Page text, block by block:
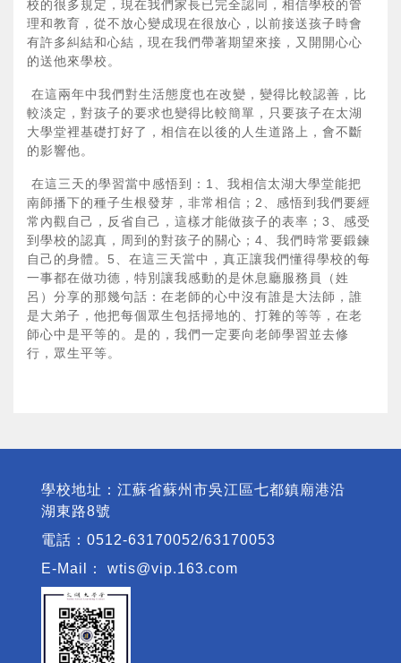
校的很多規定，現在我們家長已完全認同，相信學校的管
理和教育，從不放心變成現在很放心，以前接送孩子時會
有許多糾結和心結，現在我們帶著期望來接，又開開心心
的送他來學校。
在這兩年中我們對生活態度也在改變，變得比較認善，比
較淡定，對孩子的要求也變得比較簡單，只要孩子在太湖
大學堂裡基礎打好了，相信在以後的人生道路上，會不斷
的影響他。
在這三天的學習當中感悟到：1、我相信太湖大學堂能把
南師播下的種子生根發芽，非常相信；2、感悟到我們要經
常內觀自己，反省自己，這樣才能做孩子的表率；3、感受
到學校的認真，周到的對孩子的關心；4、我們時常要鍛鍊
自己的身體。5、在這三天當中，真正讓我們懂得學校的每
一事都在做功德，特別讓我感動的是休息廳服務員（姓
呂）分享的那幾句話：在老師的心中沒有誰是大法師，誰
是大弟子，他把每個眾生包括掃地的、打雜的等等，在老
師心中是平等的。是的，我們一定要向老師學習並去修
行，眾生平等。
學校地址：江蘇省蘇州市吳江區七都鎮廟港沿
湖東路8號
電話：0512-63170052/63170053
E-Mail： wtis@vip.163.com